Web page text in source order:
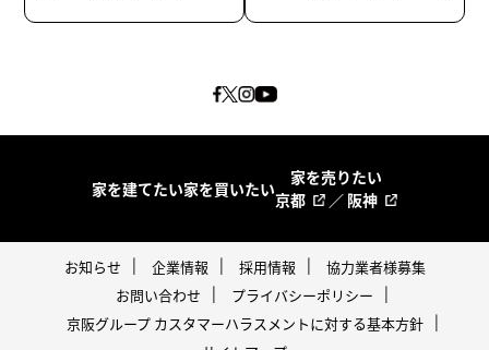
家を建てたい家を買いたい
家を売りたい
京都
／ 阪神
お知らせ 企業情報 採用情報
協力業者様募集
お問い合わせ
プライバシーポリシー
京阪グループ カスタマーハラスメントに対する基本方針